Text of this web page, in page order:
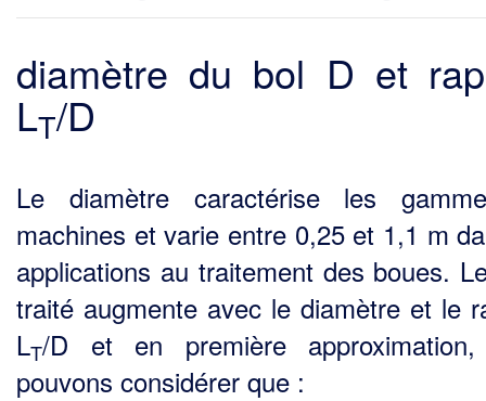
diamètre du bol D et
LT/D
Le diamètre caractérise les
machines et varie entre 0,25 et 1,1 m
applications au trai­tement des boues.
traité augmente avec le diamètre et le
LT/D et en première
pouvons considérer que :